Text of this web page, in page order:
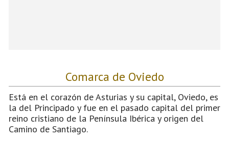
Comarca de Oviedo
Está en el corazón de Asturias y su capital, Oviedo, es
la del Principado y fue en el pasado capital del primer
reino cristiano de la Península Ibérica y origen del
Camino de Santiago.